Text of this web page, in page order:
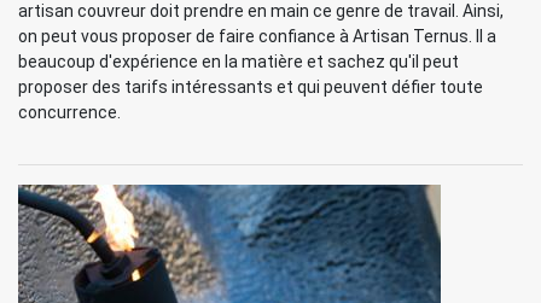
artisan couvreur doit prendre en main ce genre de travail. Ainsi,
on peut vous proposer de faire confiance à Artisan Ternus. Il a
beaucoup d'expérience en la matière et sachez qu'il peut
proposer des tarifs intéressants et qui peuvent défier toute
concurrence.